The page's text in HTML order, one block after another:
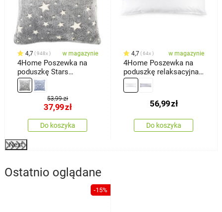
4,7 948x w magazynie
4Home Poszewka na
poduszkę Stars
świecąca szary, 40 x 40
cm
53,99 zł
37,99zł
Do koszyka
4,7 64x w magazynie
4Home Poszewka na
poduszkę relaksacyjna
Mąż zastępczy, biała, 45
x 120 cm
56,99zł
Do koszyka
Next
Ostatnio oglądane
-15%